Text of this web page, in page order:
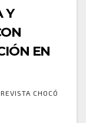
Y
EN
CHOCÓ